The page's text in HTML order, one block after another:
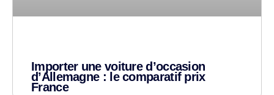
Importer une voiture d’occasion
d’Allemagne : le comparatif prix
France